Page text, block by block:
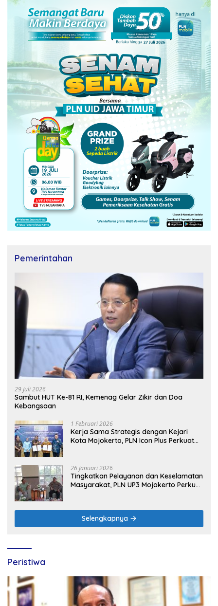
Pemerintahan
29 Juli 2026
Sambut HUT Ke-81 RI, Kemenag Gelar Zikir dan Doa
Kebangsaan
1 Februari 2026
Kerja Sama Strategis dengan Kejari
Kota Mojokerto, PLN Icon Plus Perkuat
26 Januari 2026
Tingkatkan Pelayanan dan Keselamatan
Masyarakat, PLN UP3 Mojokerto Perkuat
Selengkapnya
Peristiwa